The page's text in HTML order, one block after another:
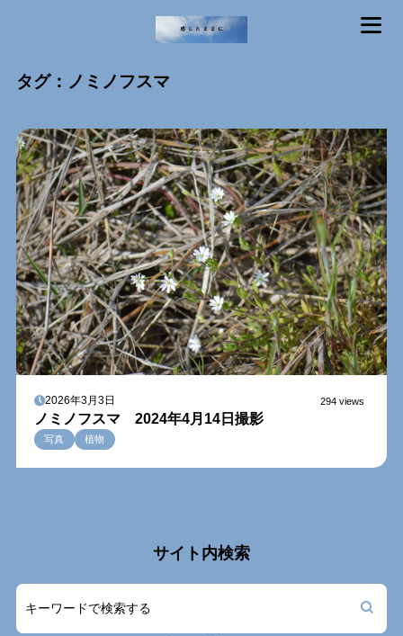
タグ：ノミノフスマ
2026年3月3日 294 views
ノミノフスマ 2024年4月14日撮影
写真 植物
サイト内検索